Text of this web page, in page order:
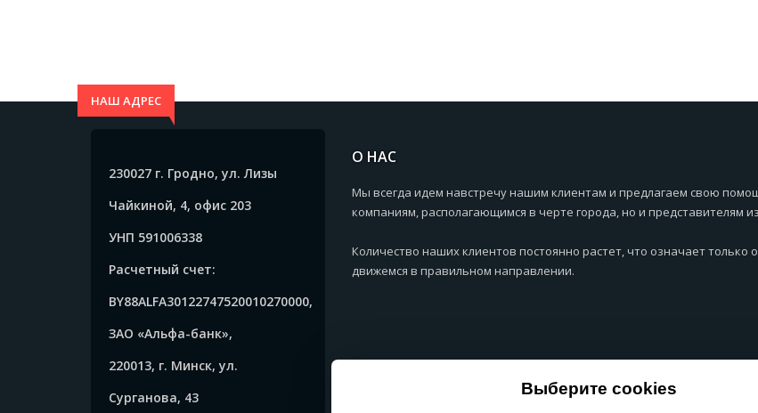
Выберите cookies
НАШ АДРЕС
230027 г. Гродно, ул. Лизы
Чайкиной, 4, офис 203
УНП 591006338
Расчетный счет:
BY88ALFA30122747520010270000,
ЗАО «Альфа-банк»,
220013, г. Минск, ул.
Сурганова, 43
О НАС
Мы всегда идем навстречу нашим клиентам и предлагаем свою
компаниям, располагающимся в черте города, но и представителям
Количество наших клиентов постоянно растет, что означает только
движемся в правильном направлении.